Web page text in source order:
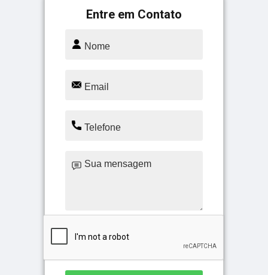
Entre em Contato